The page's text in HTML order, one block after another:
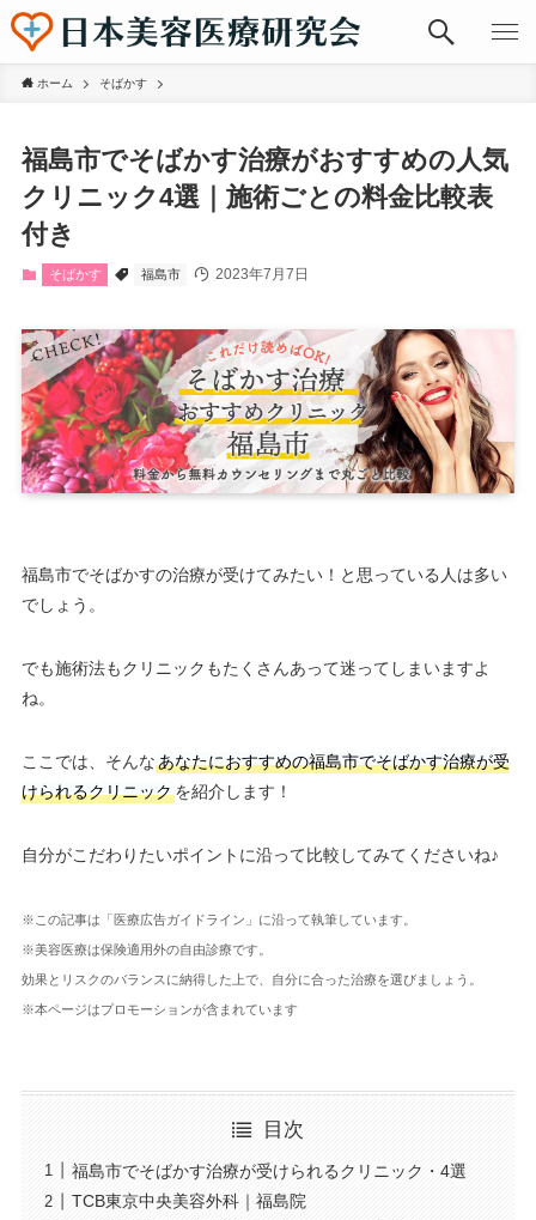
ホーム そばかす
福島市でそばかす治療がおすすめの人気
クリニック4選｜施術ごとの料金比較表
付き
そばかす 福島市 2023年7月7日
福島市でそばかすの治療が受けてみたい！と思っている人は多い
でしょう。
でも施術法もクリニックもたくさんあって迷ってしまいますよ
ね。
ここでは、そんなあなたにおすすめの福島市でそばかす治療が受
けられるクリニックを紹介します！
自分がこだわりたいポイントに沿って比較してみてくださいね♪
※この記事は「医療広告ガイドライン」に沿って執筆しています。
※美容医療は保険適用外の自由診療です。
効果とリスクのバランスに納得した上で、自分に合った治療を選びましょう。
※本ページはプロモーションが含まれています
目次
福島市でそばかす治療が受けられるクリニック・4選
TCB東京中央美容外科｜福島院